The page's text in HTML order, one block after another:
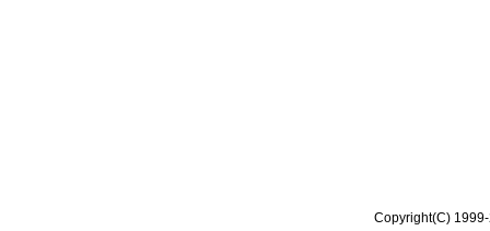
Copyright(C)